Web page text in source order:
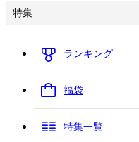
特集
ランキング
福袋
特集一覧